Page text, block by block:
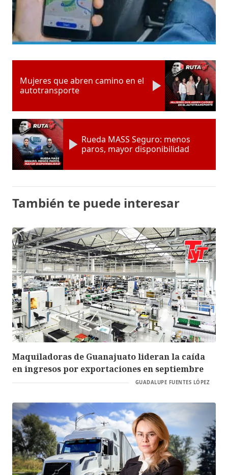
Mujeres que abren camino en el
autotransporte
Rueda MASS Seguro: menos
paros, mayor disponibilidad
También te puede interesar
Maquiladoras de Guanajuato lideran la caída
en ingresos por exportaciones en septiembre
GUADALUPE FUENTES LÓPEZ